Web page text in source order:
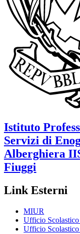
Istituto
Servizi di
Alberghiera
Fiuggi
Link Esterni
MIUR
Ufficio
Ufficio